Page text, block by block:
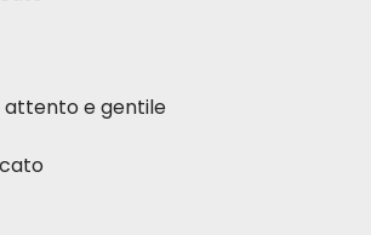
attento e gentile